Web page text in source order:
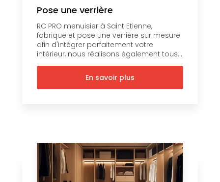
Pose une verrière
RC PRO menuisier à Saint Etienne,
fabrique et pose une verrière sur mesure
afin d'intégrer parfaitement votre
intérieur, nous réalisons également tous...
En savoir plus